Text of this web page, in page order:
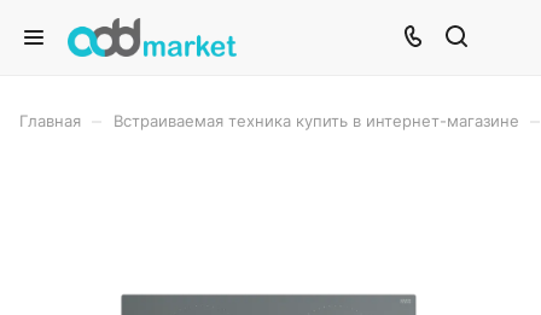
Главная Встраиваемая техника купить в интернет-магазине